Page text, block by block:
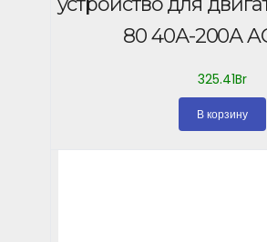
80 40А-200А
325.41Br
В корзину